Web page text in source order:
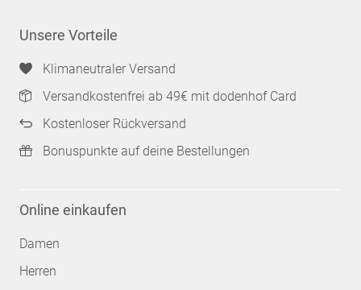
Unsere Vorteile
Klimaneutraler Versand
Versandkostenfrei ab 49€ mit dodenhof Card
Kostenloser Rückversand
Bonuspunkte auf deine Bestellungen
Online einkaufen
Damen
Herren